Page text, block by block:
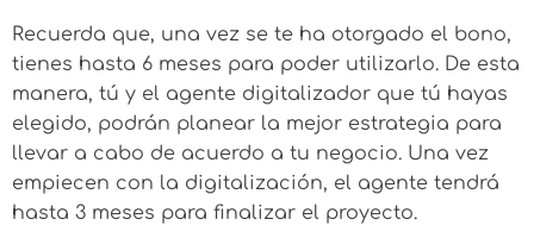
Recuerda que, una vez se te ha otorgado el bono,
tienes hasta 6 meses para poder utilizarlo. De esta
manera, tú y el agente digitalizador que tú hayas
elegido, podrán planear la mejor estrategia para
llevar a cabo de acuerdo a tu negocio. Una vez
empiecen con la digitalización, el agente tendrá
hasta 3 meses para finalizar el proyecto.